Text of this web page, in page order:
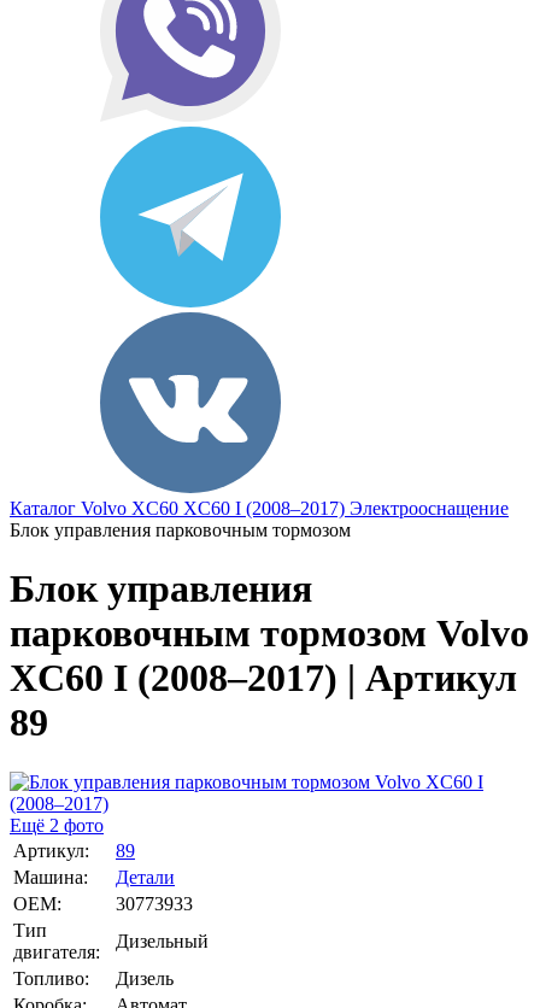
Каталог Volvo XC60 XC60 I (2008–2017) Электрооснащение
Блок управления парковочным тормозом
Блок управления
парковочным тормозом Volvo
XC60 I (2008–2017) | Артикул
89
Ещё 2 фото
Артикул:
89
Машина:
Детали
OEM:
30773933
Тип
двигателя:
Дизельный
Топливо:
Дизель